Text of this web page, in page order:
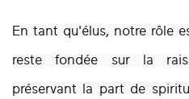
En tant qu'élus, notre rôle
reste fondée sur la
préservant la part de